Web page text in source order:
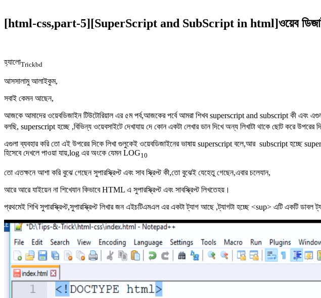
[html-css,part-5][SuperScript and SubScript in html]ওয়েব ডিজাইন
হ্যালোTrickbd
আসসালামু আলাইকুম,
সবাই কেমন আছেন,
আজকে আমাদের ওয়েবডিজাইন টিউটোরিয়াল এর ৫ম পর্ব,আজকের পর্বে আমরা শিখব superscript and subscript কী এবং
বলছি, superscript হচ্ছে ,বিভিন্য ওয়েবসাইটে দেখাযায় দে কোন একটা লেখার ডান দিখে অন্য লিখাটা থাকে ছোট করে উপরের
এগুলা ব্যবহার করি তো এই উপরের দিকে লিখা গুলুকেই ওয়েবডিজাইনের ভাষায় superscript বলে,আর subscript হচ্ছে
হিসেবে দেখলে পাওয়া যায়,log এর অংকে যেমন LOG10
তো এতক্ষনে আশা করি বুঝে গেছেন সুপারস্ক্রিপ্ট এবং সাব স্ক্রিপ্ট কী,তো বুঝেই যেহেতু গেছেন,এবার চলেযান,
আরে আরে যাইয়েন না শিখেযান কিভাবে HTML এ সুপারস্ক্রিপ্ট এবং সাবস্ক্রিপ্ট লিখতেহয়।
প্রথমেই শিখি সুপারস্ক্রিপ্ট,সুপারস্ক্রিপ্ট লিখার জন এইচটিএমএল এর একটা ট্যাগ আছে ,ট্যাগটা হচ্ছে <sup> এটি একটি